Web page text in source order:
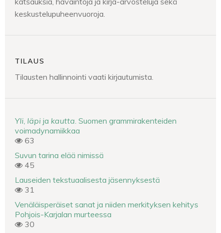
keskustelupuheenvuoroja.
TILAUS
Tilausten hallinnointi vaati kirjautumista.
Yli läpi ja kautta . Suomen grammirakenteiden
voimadynamiikkaa
63
Suvun tarina elää nimissä
45
Lauseiden tekstuaalisesta jäsennyksestä
31
Venäläisperäiset sanat ja niiden merkityksen kehitys
Pohjois-Karjalan murteessa
30